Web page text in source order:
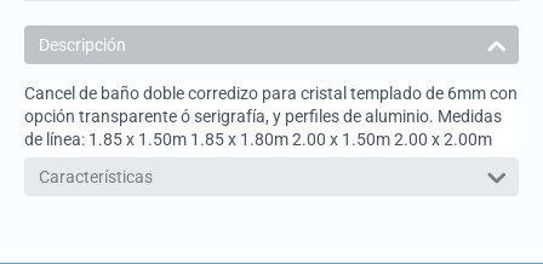
Descripción
Cancel de baño doble corredizo para cristal templado de 6mm con
opción transparente ó serigrafía, y perfiles de aluminio. Medidas
de línea: 1.85 x 1.50m 1.85 x 1.80m 2.00 x 1.50m 2.00 x 2.00m
Características